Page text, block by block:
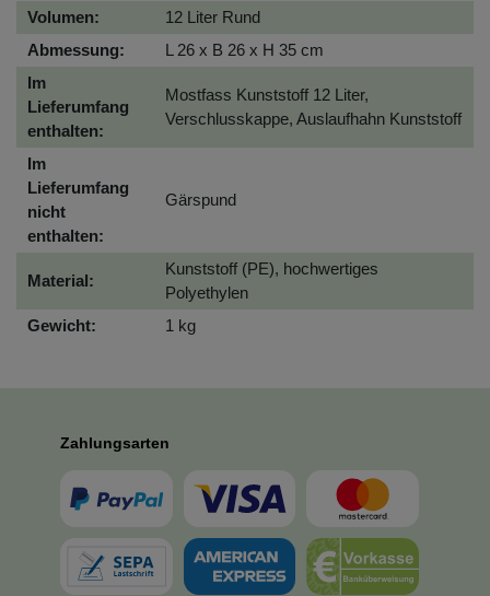
Volumen:
12 Liter Rund
Abmessung:
L 26 x B 26 x H 35 cm
Im
Lieferumfang
enthalten:
Mostfass Kunststoff 12 Liter,
Verschlusskappe, Auslaufhahn Kunststoff
Im
Lieferumfang
nicht
enthalten:
Gärspund
Material:
Kunststoff (PE), hochwertiges
Polyethylen
Gewicht:
1 kg
Zahlungsarten